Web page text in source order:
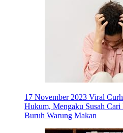
17 November 2023 Viral
Hukum, Mengaku Susah
Buruh Warung Makan